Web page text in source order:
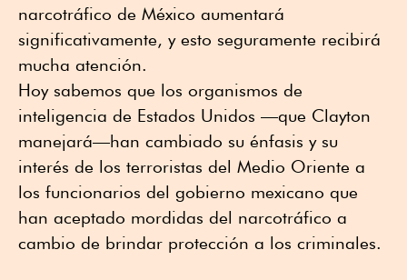
narcotráfico de México aumentará
significativamente, y esto seguramente recibirá
mucha atención.
Hoy sabemos que los organismos de
inteligencia de Estados Unidos —que Clayton
manejará—han cambiado su énfasis y su
interés de los terroristas del Medio Oriente a
los funcionarios del gobierno mexicano que
han aceptado mordidas del narcotráfico a
cambio de brindar protección a los criminales.